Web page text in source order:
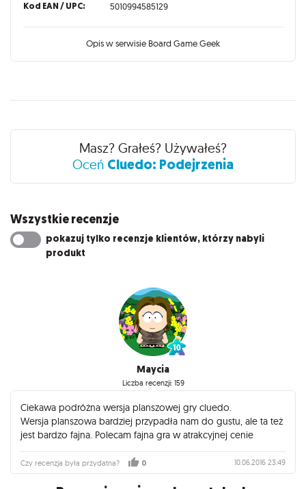
Kod EAN / UPC: 5010994585129
Opis w serwisie Board Game Geek
Recenzje
Masz? Grałeś? Używałeś?
Oceń Cluedo: Podejrzenia
Wszystkie recenzje
pokazuj tylko recenzje klientów, którzy nabyli
produkt
Maycia
Liczba recenzji: 159
Ciekawa podróżna wersja planszowej gry cluedo.
Wersja planszowa bardziej przypadła nam do gustu, ale ta też
jest bardzo fajna. Polecam fajna gra w atrakcyjnej cenie
Czy recenzja była przydatna? 0 10.06.2016 23:49